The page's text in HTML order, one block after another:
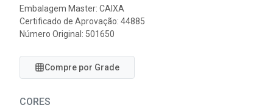
Embalagem Master: CAIXA
Certificado de Aprovação: 44885
Número Original: 501650
Compre por Grade
CORES